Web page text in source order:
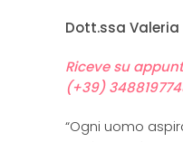
Dott.ssa
Riceve su
(+39)
“Ogni uomo